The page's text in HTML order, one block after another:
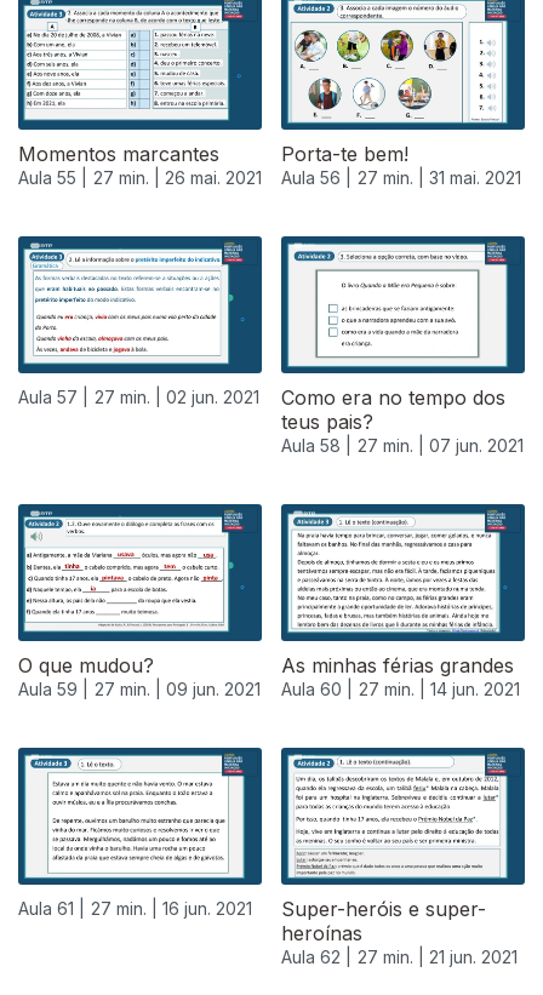
Momentos marcantes
Aula 55 | 27 min. | 26 mai. 2021
Porta-te bem!
Aula 56 | 27 min. | 31 mai. 2021
Aula 57 | 27 min. | 02 jun. 2021
Como era no tempo dos
teus pais?
Aula 58 | 27 min. | 07 jun. 2021
549491
O que mudou?
Aula 59 | 27 min. | 09 jun. 2021
As minhas férias grandes
Aula 60 | 27 min. | 14 jun. 2021
Aula 61 | 27 min. | 16 jun. 2021
Super-heróis e super-
heroínas
Aula 62 | 27 min. | 21 jun. 2021